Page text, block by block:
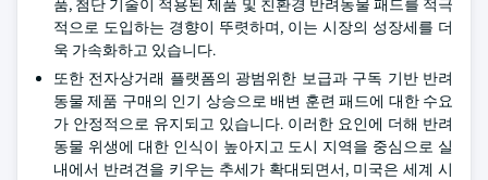
품, 첨단 기술이 적용된 제품 및 친환경 반려동물 패드를 적극
적으로 도입하는 경향이 뚜렷하며, 이는 시장의 성장세를 더
욱 가속화하고 있습니다.
또한 전자상거래 플랫폼의 광범위한 보급과 구독 기반 반려
동물 제품 구매의 인기 상승으로 배변 훈련 패드에 대한 수요
가 안정적으로 유지되고 있습니다. 이러한 요인에 더해 반려
동물 위생에 대한 인식이 높아지고 도시 지역을 중심으로 실
내에서 반려견을 키우는 추세가 확대되면서, 미국은 세계 시